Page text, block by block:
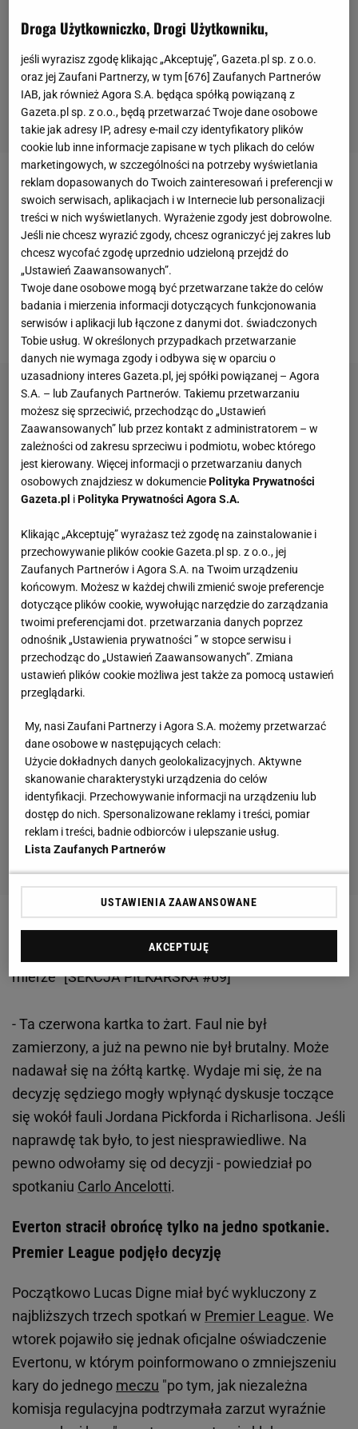
W ostatniej kolejcePremier LeagueEvertonprzegrał
na wyjeździe z Southampton 2:0. W 72. minucie
spotkania w środkowej części boiskaLucas Digne
nastąpił na kostkę Kyle'a Walkera-Petersa za co
został ukarany czerwoną kartką. Z decyzją sędziego
nie zgodził sięCarlo Ancelotti, który odniósł się do
sytuacji z drugiej połowy spotkania.
Zobacz wideoDariusz Żuraw wskazał faworyta do
mistrzostwa Polski. "Patrzymy na nich w głównej
mierze" [SEKCJA PIŁKARSKA #69]
- Ta czerwona kartka to żart. Faul nie był
zamierzony, a już na pewno nie był brutalny. Może
nadawał się na żółtą kartkę. Wydaje mi się, że na
decyzję sędziego mogły wpłynąć dyskusje toczące
się wokół fauli Jordana Pickforda i Richarlisona. Jeśli
naprawdę tak było, to jest niesprawiedliwe. Na
pewno odwołamy się od decyzji - powiedział po
spotkaniu Carlo Ancelotti.
Everton stracił obrońcę tylko na jedno spotkanie.
Premier League podjęło decyzję
Początkowo Lucas Digne miał być wykluczony z
najbliższych trzech spotkań w Premier League. We
wtorek pojawiło się jednak oficjalne oświadczenie
Evertonu, w którym poinformowano o zmniejszeniu
kary do jednego meczu "po tym, jak niezależna
komisja regulacyjna podtrzymała zarzut wyraźnie
Droga Użytkowniczko, Drogi Użytkowniku,
jeśli wyrazisz zgodę klikając „Akceptuję”, Gazeta.pl sp. z o.o.
oraz jej Zaufani Partnerzy, w tym [676] Zaufanych Partnerów
IAB, jak również Agora S.A. będąca spółką powiązaną z
Gazeta.pl sp. z o.o., będą przetwarzać Twoje dane osobowe
takie jak adresy IP, adresy e-mail czy identyfikatory plików
cookie lub inne informacje zapisane w tych plikach do celów
marketingowych, w szczególności na potrzeby wyświetlania
reklam dopasowanych do Twoich zainteresowań i preferencji w
swoich serwisach, aplikacjach i w Internecie lub personalizacji
treści w nich wyświetlanych. Wyrażenie zgody jest dobrowolne.
Jeśli nie chcesz wyrazić zgody, chcesz ograniczyć jej zakres lub
chcesz wycofać zgodę uprzednio udzieloną przejdź do
„Ustawień Zaawansowanych”.
Twoje dane osobowe mogą być przetwarzane także do celów
badania i mierzenia informacji dotyczących funkcjonowania
serwisów i aplikacji lub łączone z danymi dot. świadczonych
Tobie usług. W określonych przypadkach przetwarzanie
danych nie wymaga zgody i odbywa się w oparciu o
uzasadniony interes Gazeta.pl, jej spółki powiązanej – Agora
S.A. – lub Zaufanych Partnerów. Takiemu przetwarzaniu
możesz się sprzeciwić, przechodząc do „Ustawień
Zaawansowanych” lub przez kontakt z administratorem – w
zależności od zakresu sprzeciwu i podmiotu, wobec którego
jest kierowany. Więcej informacji o przetwarzaniu danych
osobowych znajdziesz w dokumenciePolityka Prywatności
Gazeta.pl iPolityka Prywatności Agora S.A.
Klikając „Akceptuję” wyrażasz też zgodę na zainstalowanie i
przechowywanie plików cookie Gazeta.pl sp. z o.o., jej
Zaufanych Partnerów i Agora S.A. na Twoim urządzeniu
końcowym. Możesz w każdej chwili zmienić swoje preferencje
dotyczące plików cookie, wywołując narzędzie do zarządzania
twoimi preferencjami dot. przetwarzania danych poprzez
odnośnik „Ustawienia prywatności ” w stopce serwisu i
przechodząc do „Ustawień Zaawansowanych”. Zmiana
ustawień plików cookie możliwa jest także za pomocą ustawień
przeglądarki.
My, nasi Zaufani Partnerzy i Agora S.A. możemy przetwarzać
dane osobowe w następujących celach:
Użycie dokładnych danych geolokalizacyjnych. Aktywne
skanowanie charakterystyki urządzenia do celów
identyfikacji. Przechowywanie informacji na urządzeniu lub
dostęp do nich. Spersonalizowane reklamy i treści, pomiar
reklam i treści, badnie odbiorców i ulepszanie usług.
Lista Zaufanych Partnerów
USTAWIENIA ZAAWANSOWANE
AKCEPTUJĘ